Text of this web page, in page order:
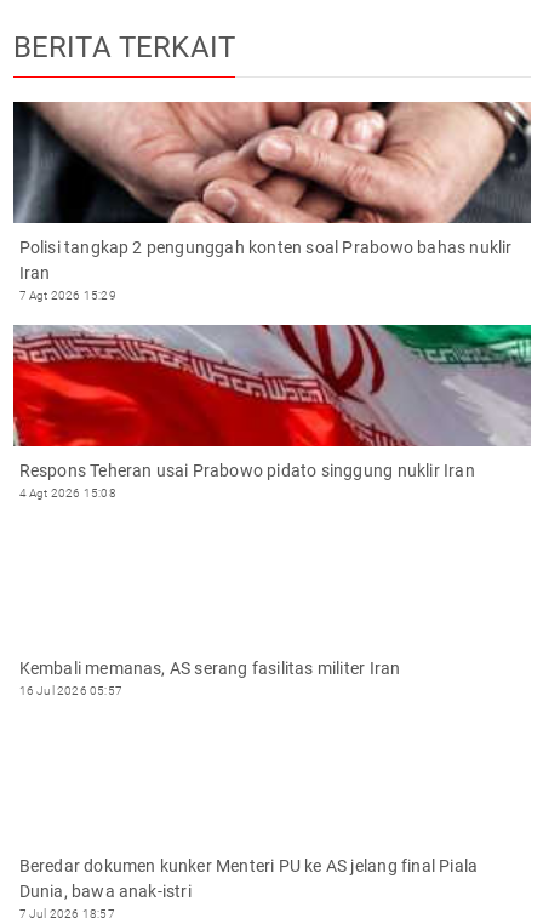
BERITA TERKAIT
Polisi tangkap 2 pengunggah konten soal Prabowo bahas nuklir
Iran
7 Agt 2026 15:29
Respons Teheran usai Prabowo pidato singgung nuklir Iran
4 Agt 2026 15:08
Kembali memanas, AS serang fasilitas militer Iran
16 Jul 2026 05:57
Beredar dokumen kunker Menteri PU ke AS jelang final Piala
Dunia, bawa anak-istri
7 Jul 2026 18:57